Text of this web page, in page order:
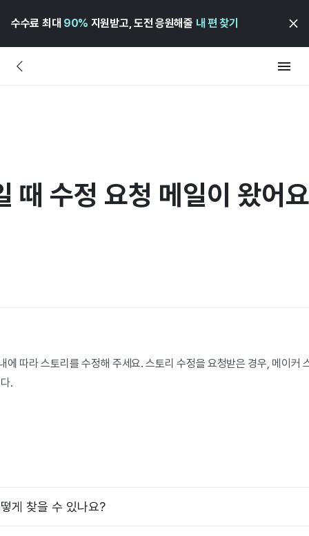
수수료 최대 90% 지원받고, 도전 응원해줄 내 편 찾기
때 수정 요청 메일이 왔어
에 따라 스토리를 수정해 주세요. 스토리 수정을 요청받은 경우, 메이커
.
게 찾을 수 있나요?